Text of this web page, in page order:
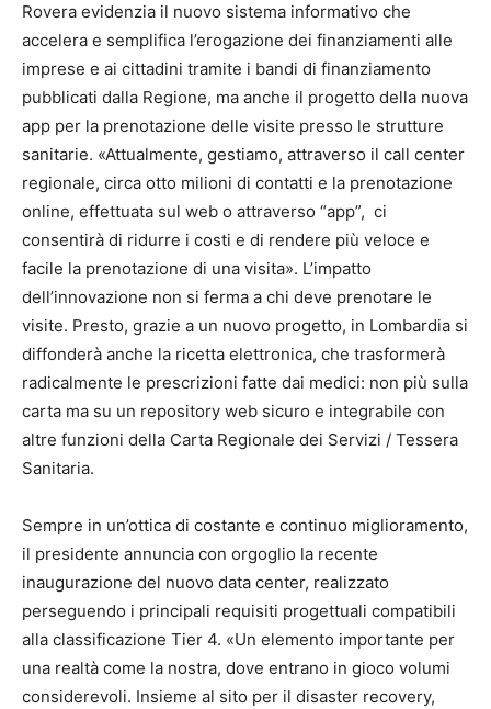
Rovera evidenzia il nuovo sistema informativo che
accelera e semplifica l’erogazione dei finanziamenti alle
imprese e ai cittadini tramite i bandi di finanziamento
pubblicati dalla Regione, ma anche il progetto della nuova
app per la prenotazione delle visite presso le strutture
sanitarie. «Attualmente, gestiamo, attraverso il call center
regionale, circa otto milioni di contatti e la prenotazione
online, effettuata sul web o attraverso “app”, ci
consentirà di ridurre i costi e di rendere più veloce e
facile la prenotazione di una visita». L’impatto
dell’innovazione non si ferma a chi deve prenotare le
visite. Presto, grazie a un nuovo progetto, in Lombardia si
diffonderà anche la ricetta elettronica, che trasformerà
radicalmente le prescrizioni fatte dai medici: non più sulla
carta ma su un repository web sicuro e integrabile con
altre funzioni della Carta Regionale dei Servizi / Tessera
Sanitaria.
Sempre in un’ottica di costante e continuo miglioramento,
il presidente annuncia con orgoglio la recente
inaugurazione del nuovo data center, realizzato
perseguendo i principali requisiti progettuali compatibili
alla classificazione Tier 4. «Un elemento importante per
una realtà come la nostra, dove entrano in gioco volumi
considerevoli. Insieme al sito per il disaster recovery,